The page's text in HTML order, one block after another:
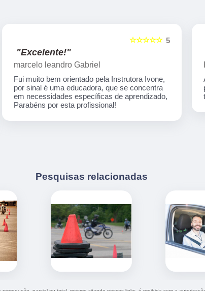
5
☆☆☆☆☆
"Indico!!!"
Rafaela Silva
Auto escola nota 1000 em todos os processos
para habilitação! Desde o início até o final tive
todo suporte necessário...Super recomendo!